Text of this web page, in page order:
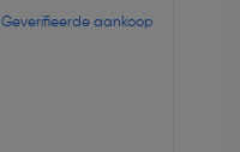
Geverifieerde aankoop